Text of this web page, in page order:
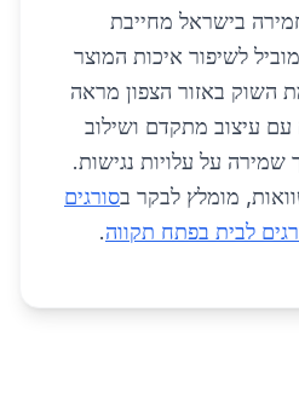
בישראל מחייבת
בתקן 1635, המוביל לשיפור איכות המוצר
השוק באזור הצפון מראה
עם עיצוב מתקדם ושילוב
שמירה על עלויות נגישות.
מומלץ לבקר בסורגים
לבית בפתח תקווה.